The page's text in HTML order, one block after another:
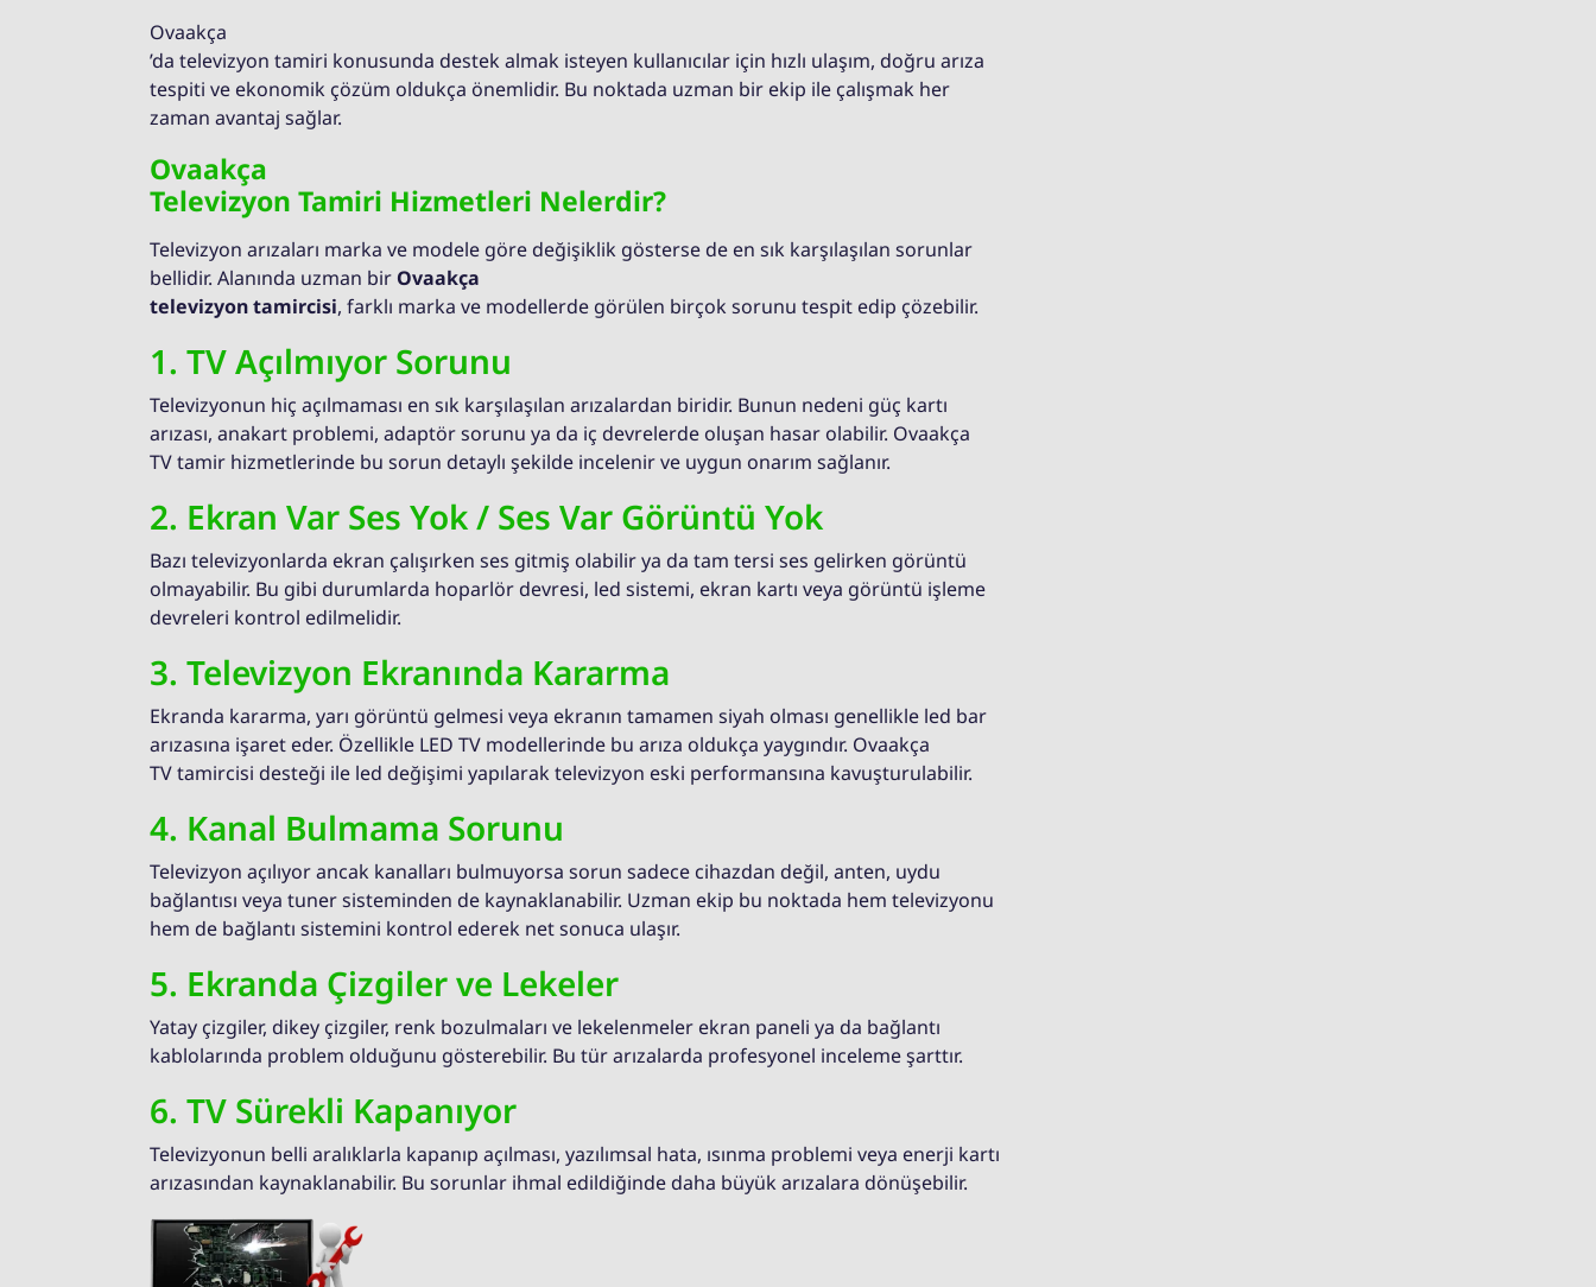
Ovaakça
’da televizyon tamiri konusunda destek almak isteyen kullanıcılar için hızlı ulaşım, doğru arıza
tespiti ve ekonomik çözüm oldukça önemlidir. Bu noktada uzman bir ekip ile çalışmak her
zaman avantaj sağlar.
Ovaakça
Televizyon Tamiri Hizmetleri Nelerdir?
Televizyon arızaları marka ve modele göre değişiklik gösterse de en sık karşılaşılan sorunlar
bellidir. Alanında uzman bir Ovaakça
televizyon tamircisi, farklı marka ve modellerde görülen birçok sorunu tespit edip çözebilir.
1. TV Açılmıyor Sorunu
Televizyonun hiç açılmaması en sık karşılaşılan arızalardan biridir. Bunun nedeni güç kartı
arızası, anakart problemi, adaptör sorunu ya da iç devrelerde oluşan hasar olabilir. Ovaakça
TV tamir hizmetlerinde bu sorun detaylı şekilde incelenir ve uygun onarım sağlanır.
2. Ekran Var Ses Yok / Ses Var Görüntü Yok
Bazı televizyonlarda ekran çalışırken ses gitmiş olabilir ya da tam tersi ses gelirken görüntü
olmayabilir. Bu gibi durumlarda hoparlör devresi, led sistemi, ekran kartı veya görüntü işleme
devreleri kontrol edilmelidir.
3. Televizyon Ekranında Kararma
Ekranda kararma, yarı görüntü gelmesi veya ekranın tamamen siyah olması genellikle led bar
arızasına işaret eder. Özellikle LED TV modellerinde bu arıza oldukça yaygındır. Ovaakça
TV tamircisi desteği ile led değişimi yapılarak televizyon eski performansına kavuşturulabilir.
4. Kanal Bulmama Sorunu
Televizyon açılıyor ancak kanalları bulmuyorsa sorun sadece cihazdan değil, anten, uydu
bağlantısı veya tuner sisteminden de kaynaklanabilir. Uzman ekip bu noktada hem televizyonu
hem de bağlantı sistemini kontrol ederek net sonuca ulaşır.
5. Ekranda Çizgiler ve Lekeler
Yatay çizgiler, dikey çizgiler, renk bozulmaları ve lekelenmeler ekran paneli ya da bağlantı
kablolarında problem olduğunu gösterebilir. Bu tür arızalarda profesyonel inceleme şarttır.
6. TV Sürekli Kapanıyor
Televizyonun belli aralıklarla kapanıp açılması, yazılımsal hata, ısınma problemi veya enerji kartı
arızasından kaynaklanabilir. Bu sorunlar ihmal edildiğinde daha büyük arızalara dönüşebilir.